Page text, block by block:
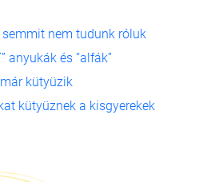
nem tudunk róluk
anyukák és “alfák”
kütyüzik
kütyüznek a kisgyerekek